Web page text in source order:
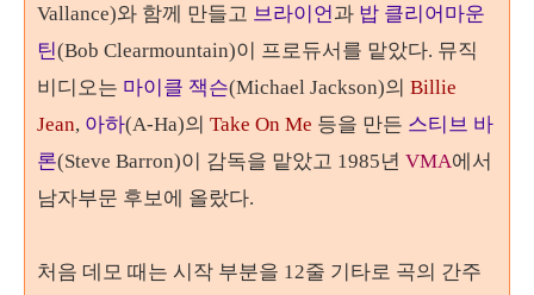
Vallance)와 함께 만들고 브라이언과 밥 클리어마운
틴(Bob Clearmountain)이 프로듀서를 맡았다. 뮤직
비디오는 마이클 잭슨(Michael Jackson)의 Billie
Jean, 아하(A-Ha)의 Take On Me 등을 만든 스티브 바
론(Steve Barron)이 감독을 맡았고 1985년 VMA에서
남자부문 후보에 올랐다.
처음 데모 때는 시작 부분을 12줄 기타로 곡의 간주